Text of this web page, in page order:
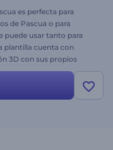
es perfecta para
de Pascua o para
puede usar tanto para
plantilla cuenta con
3D con sus propios